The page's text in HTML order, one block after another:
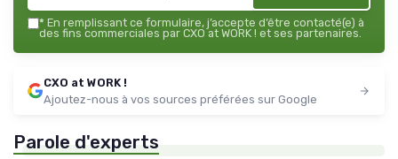
* En remplissant ce formulaire, j’accepte d’être contacté(e) à
des fins commerciales par CXO at WORK ! et ses partenaires.
CXO at WORK !
Ajoutez-nous à vos sources préférées sur Google
Parole d'experts